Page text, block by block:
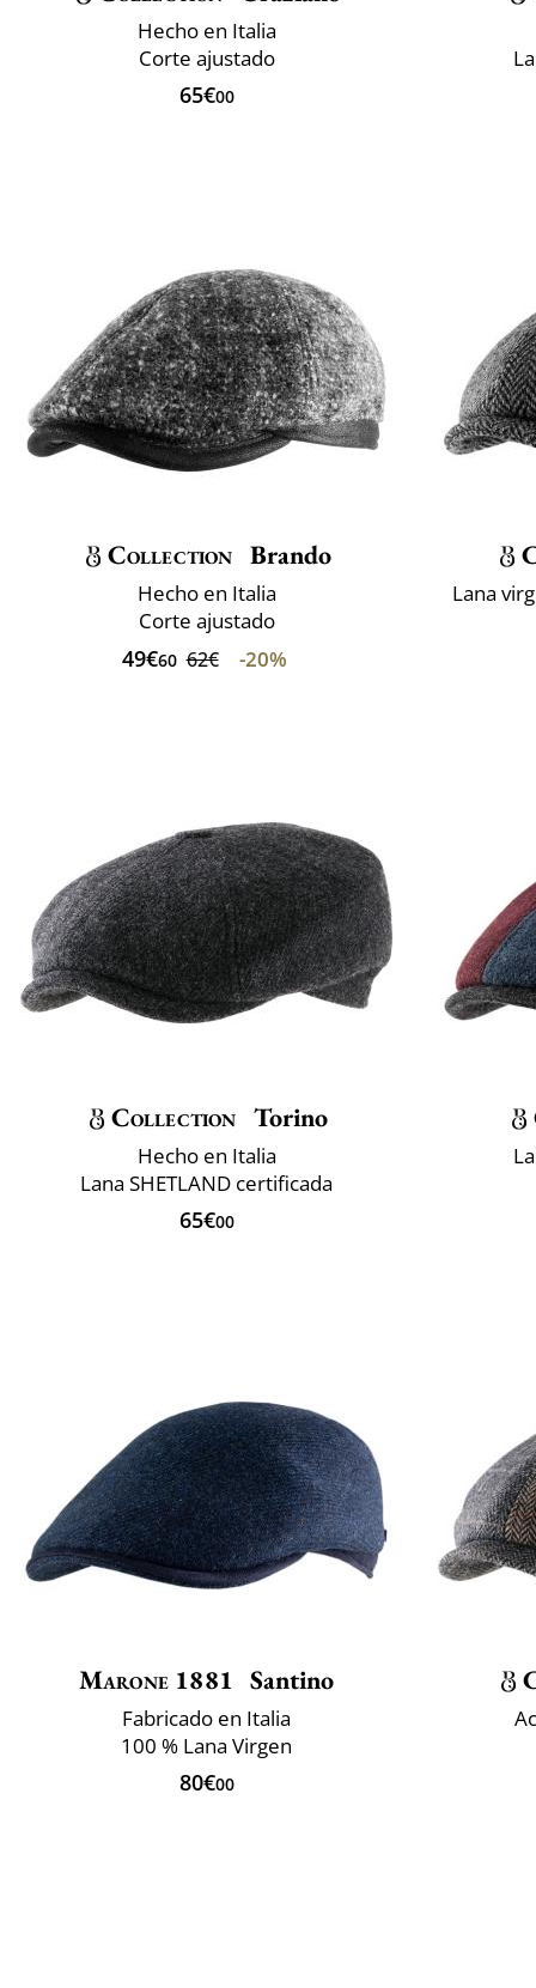
Hecho en Italia
Corte ajustado
65€00
Collection Brando
Hecho en Italia
Corte ajustado
49€60 62€ -20%
Lana
Collection Torino
Hecho en Italia
Lana SHETLAND certificada
65€00
Marone 1881 Santino
Fabricado en Italia
100 % Lana Virgen
80€00